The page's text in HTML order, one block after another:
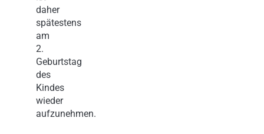
daher
spätestens
am
2.
Geburtstag
des
Kindes
wieder
aufzunehmen.